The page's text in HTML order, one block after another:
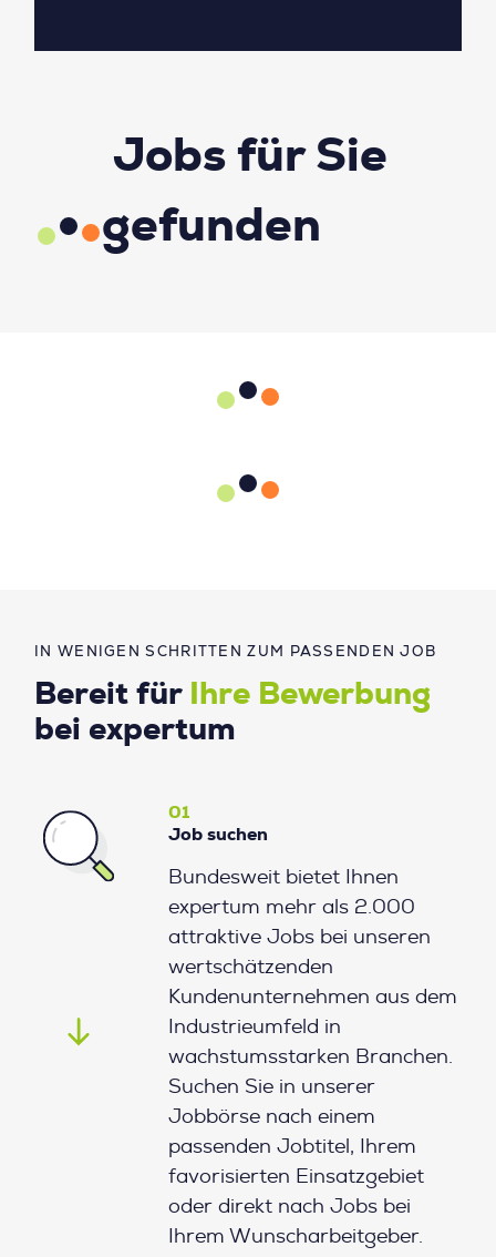
IN WENIGEN SCHRITTEN ZUM PASSENDEN JOB
Bereit für
Ihre Bewerbung
bei expertum
01
Job suchen
Bundesweit bietet Ihnen
expertum mehr als 2.000
attraktive Jobs bei unseren
wertschätzenden
Kundenunternehmen aus dem
Industrieumfeld in
wachstumsstarken Branchen.
Suchen Sie in unserer
Jobbörse nach einem
passenden Jobtitel, Ihrem
favorisierten Einsatzgebiet
oder direkt nach Jobs bei
Ihrem Wunscharbeitgeber.